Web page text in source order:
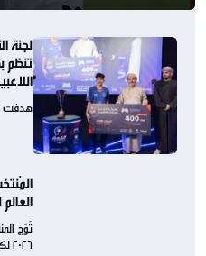
لجنة
تنظم
هدفت
تُوّج
2026 لكرة القدم وللمرة الثانية في تاريخه